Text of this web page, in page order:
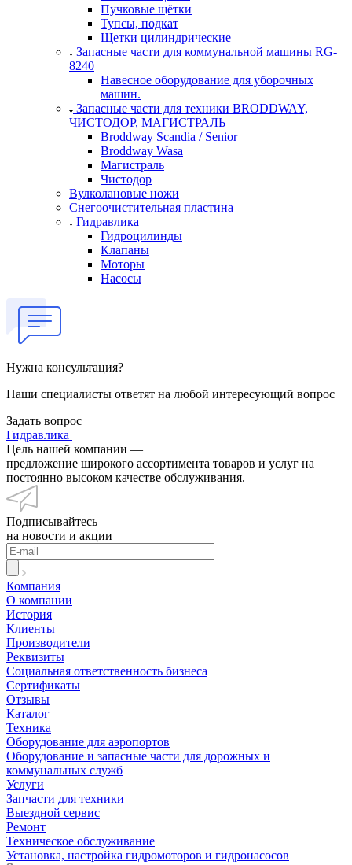
Пучковые щётки
Тупсы, подкат
Щетки цилиндрические
Запасные части для коммунальной машины RG-
8240
Навесное оборудование для уборочных
машин.
Запасные части для техники BRODDWAY,
ЧИСТОДОР, МАГИСТРАЛЬ
Broddway Scandia / Senior
Broddway Wasa
Магистраль
Чистодор
Вулколановые ножи
Снегоочистительная пластина
Гидравлика
Гидроцилинды
Клапаны
Моторы
Насосы
Нужна консультация?
Наши специалисты ответят на любой интересующий вопрос
Задать вопрос
Гидравлика
Цель нашей компании —
предложение широкого ассортимента товаров и услуг на
постоянно высоком качестве обслуживания.
Подписывайтесь
на новости и акции
Компания
О компании
История
Клиенты
Производители
Реквизиты
Социальная ответственность бизнеса
Сертификаты
Отзывы
Каталог
Техника
Оборудование для аэропортов
Оборудование и запасные части для дорожных и
коммунальных служб
Услуги
Запчасти для техники
Выездной сервис
Ремонт
Техническое обслуживание
Установка, настройка гидромоторов и гидронасосов